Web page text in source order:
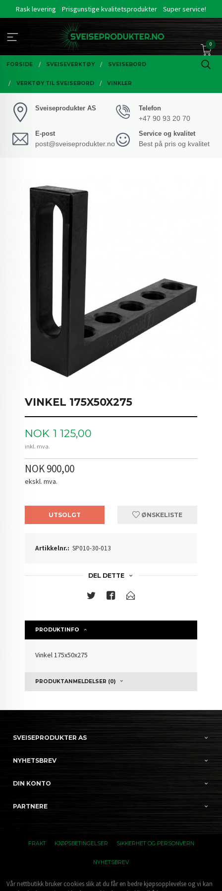
Rask levering Prisgunstige kvalitetsprodukter Super service!
0
FORSIDE SVEISEVERKTØY SVEISEBORD
VERKTØY TIL SVEISEBORD VINKLER
Sveiseprodukter AS Telefon
+47 90 93 20 70
E-post
post@sveiseprodukter.no
Service og kvalitet
Best på pris og kvalitet
VINKEL 175X50X275
Pris
NOK 1 125,00
inkl. mva.
NOK 900,00
ekskl. mva.
UTSOLGT ØNSKELISTE
Artikkelnr.: SP010-30-013
DEL DETTE
PRODUKTINFO
Vinkel 175x50x275
PRODUKTANMELDELSER (0)
SVEISEPRODUKTER AS
NYHETSBREV
DIN KONTO
PARTNERE
FRAKT KJØPSBETINGELSER SIKKERHET OG PERSONVERN
NYHETSBREV
Vår nettbutikk bruker cookies slik at du får en bedre kjøpsopplevelse og vi kan